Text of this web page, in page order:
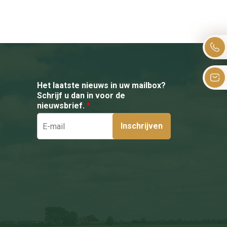
Het laatste nieuws in uw mailbox?
Schrijf u dan in voor de
nieuwsbrief. *
Inschrijven